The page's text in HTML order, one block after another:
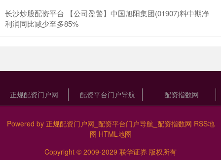
长沙炒股配资平台 【公司盈警】中国旭阳集团(01907)料中期净
利润同比减少至多85%
正规配资门户网 配资平台门户导航 配资指数网
Powered by 正规配资门户网_配资平台门户导航_配资指数网 RSS地
图 HTML地图
Copyright © 2009-2029 联华证券 版权所有